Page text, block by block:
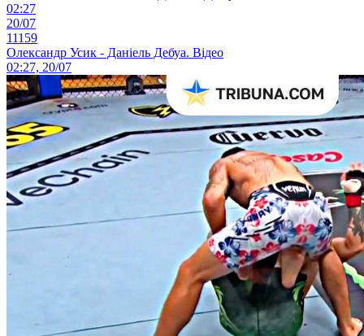
02:27
20/07
11159
Олександр Усик - Даніель Дебуа. Відео
02:27, 20/07